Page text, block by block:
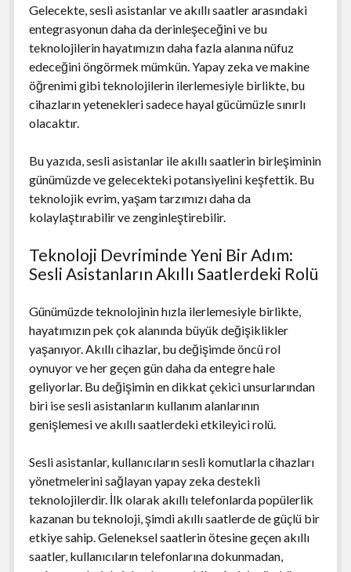
Gelecekte, sesli asistanlar ve akıllı saatler arasındaki
entegrasyonun daha da derinleşeceğini ve bu
teknolojilerin hayatımızın daha fazla alanına nüfuz
edeceğini öngörmek mümkün. Yapay zeka ve makine
öğrenimi gibi teknolojilerin ilerlemesiyle birlikte, bu
cihazların yetenekleri sadece hayal gücümüzle sınırlı
olacaktır.
Bu yazıda, sesli asistanlar ile akıllı saatlerin birleşiminin
günümüzde ve gelecekteki potansiyelini keşfettik. Bu
teknolojik evrim, yaşam tarzımızı daha da
kolaylaştırabilir ve zenginleştirebilir.
Teknoloji Devriminde Yeni Bir Adım:
Sesli Asistanların Akıllı Saatlerdeki Rolü
Günümüzde teknolojinin hızla ilerlemesiyle birlikte,
hayatımızın pek çok alanında büyük değişiklikler
yaşanıyor. Akıllı cihazlar, bu değişimde öncü rol
oynuyor ve her geçen gün daha da entegre hale
geliyorlar. Bu değişimin en dikkat çekici unsurlarından
biri ise sesli asistanların kullanım alanlarının
genişlemesi ve akıllı saatlerdeki etkileyici rolü.
Sesli asistanlar, kullanıcıların sesli komutlarla cihazları
yönetmelerini sağlayan yapay zeka destekli
teknolojilerdir. İlk olarak akıllı telefonlarda popülerlik
kazanan bu teknoloji, şimdi akıllı saatlerde de güçlü bir
etkiye sahip. Geleneksel saatlerin ötesine geçen akıllı
saatler, kullanıcıların telefonlarına dokunmadan,